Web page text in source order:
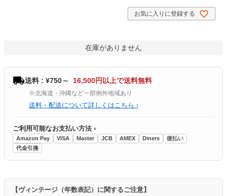
お気に入りに登録する
在庫がありません
送料 : ¥750～ 16,500円以上で送料無料
※北海道・沖縄など一部例外地域あり
送料・配送について詳しくはこちら ›
ご利用可能なお支払い方法 ›
Amazon Pay VISA Master JCB AMEX Diners
後払い
代金引換
【ヴィンテージ（年数表記）に関するご注意】